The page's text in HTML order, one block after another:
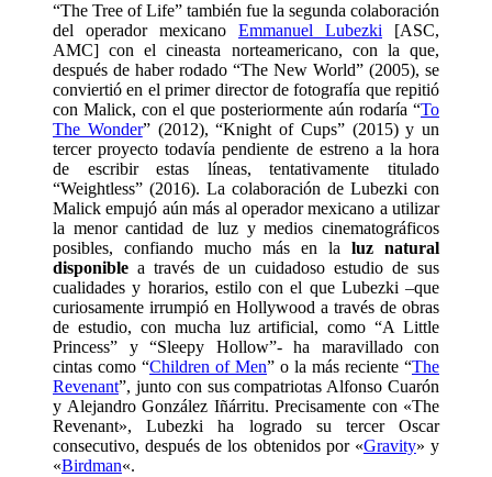
“The Tree of Life” también fue la segunda colaboración
del operador mexicano Emmanuel Lubezki [ASC,
AMC] con el cineasta norteamericano, con la que,
después de haber rodado “The New World” (2005), se
conviertió en el primer director de fotografía que repitió
con Malick, con el que posteriormente aún rodaría “To
The Wonder” (2012), “Knight of Cups” (2015) y un
tercer proyecto todavía pendiente de estreno a la hora
de escribir estas líneas, tentativamente titulado
“Weightless” (2016). La colaboración de Lubezki con
Malick empujó aún más al operador mexicano a utilizar
la menor cantidad de luz y medios cinematográficos
posibles, confiando mucho más en la luz natural
disponible a través de un cuidadoso estudio de sus
cualidades y horarios, estilo con el que Lubezki –que
curiosamente irrumpió en Hollywood a través de obras
de estudio, con mucha luz artificial, como “A Little
Princess” y “Sleepy Hollow”- ha maravillado con
cintas como “Children of Men” o la más reciente “The
Revenant”, junto con sus compatriotas Alfonso Cuarón
y Alejandro González Iñárritu. Precisamente con «The
Revenant», Lubezki ha logrado su tercer Oscar
consecutivo, después de los obtenidos por «Gravity» y
«Birdman«.